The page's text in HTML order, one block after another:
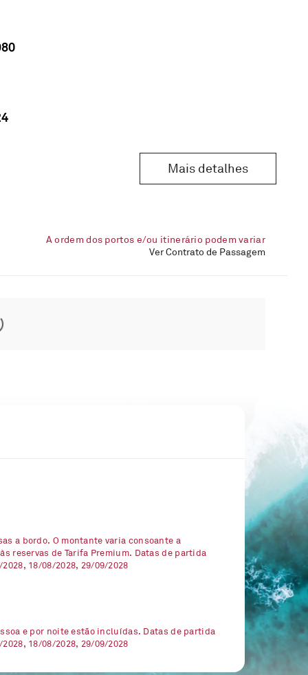
Mais detalhes
A ordem dos portos e/ou itinerário podem variar
Ver Contrato de Passagem
a bordo. O montante varia consoante a
reservas de Tarifa Premium. Datas de partida
18/08/2028, 29/09/2028
e por noite estão incluídas. Datas de partida
18/08/2028, 29/09/2028